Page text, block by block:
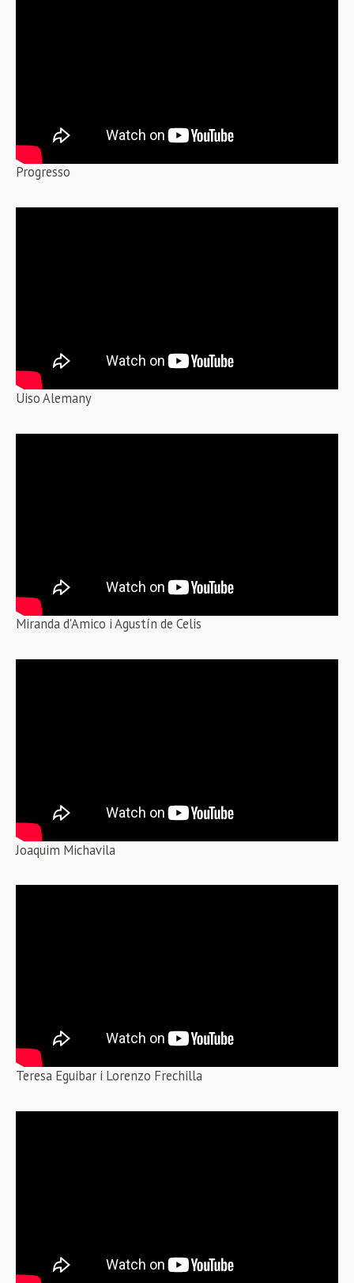
Progresso
Uiso Alemany
Miranda d'Amico i Agustín de Celis
Joaquim Michavila
Teresa Eguibar i Lorenzo Frechilla